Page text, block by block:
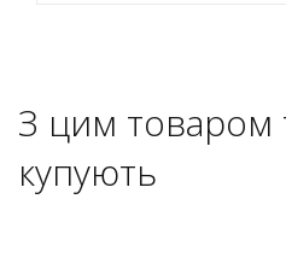
З цим товаром
купують